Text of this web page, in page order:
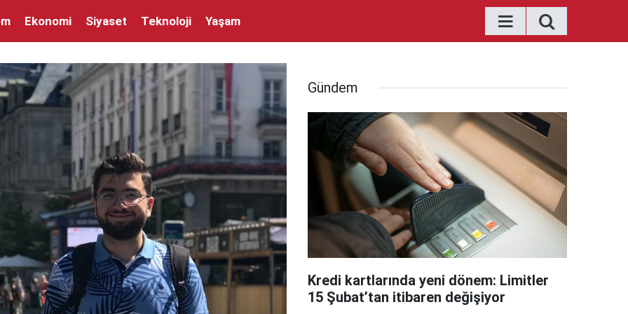
Ekonomi Siyaset Teknoloji Yaşam
Gündem
Kredi kartlarında yeni dönem: Limitler
15 Şubat’tan itibaren değişiyor